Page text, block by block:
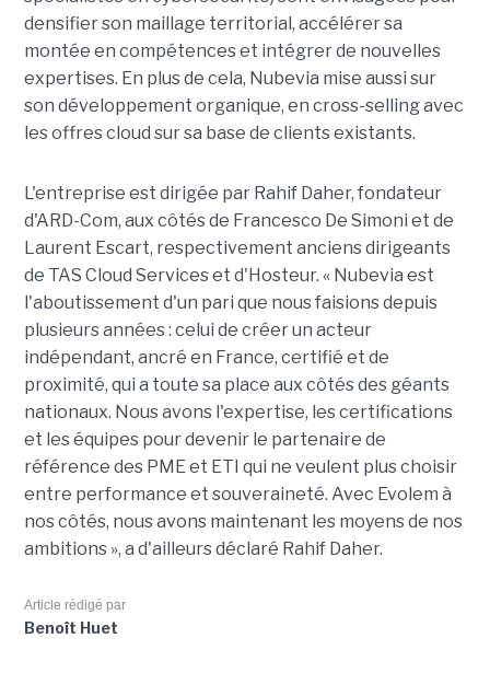
densifier son maillage territorial, accélérer sa
montée en compétences et intégrer de nouvelles
expertises. En plus de cela, Nubevia mise aussi sur
son développement organique, en cross-selling avec
les offres cloud sur sa base de clients existants.
L'entreprise est dirigée par Rahif Daher, fondateur
d'ARD-Com, aux côtés de Francesco De Simoni et de
Laurent Escart, respectivement anciens dirigeants
de TAS Cloud Services et d'Hosteur. « Nubevia est
l'aboutissement d'un pari que nous faisions depuis
plusieurs années : celui de créer un acteur
indépendant, ancré en France, certifié et de
proximité, qui a toute sa place aux côtés des géants
nationaux. Nous avons l'expertise, les certifications
et les équipes pour devenir le partenaire de
référence des PME et ETI qui ne veulent plus choisir
entre performance et souveraineté. Avec Evolem à
nos côtés, nous avons maintenant les moyens de nos
ambitions », a d'ailleurs déclaré Rahif Daher.
Article rédigé par
Benoît Huet